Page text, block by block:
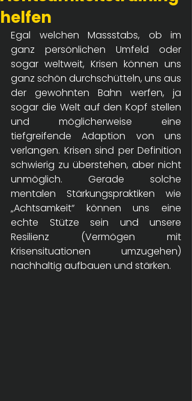
helfen
Egal welchen Massstabs, ob im
ganz persönlichen Umfeld oder
sogar weltweit, Krisen können uns
ganz schön durchschütteln, uns aus
der gewohnten Bahn werfen, ja
sogar die Welt auf den Kopf stellen
und möglicherweise eine
tiefgreifende Adaption von uns
verlangen. Krisen sind per Definition
schwierig zu überstehen, aber nicht
unmöglich. Gerade solche
mentalen Stärkungspraktiken wie
„Achtsamkeit“ können uns eine
echte Stütze sein und unsere
Resilienz (Vermögen mit
Krisensituationen umzugehen)
nachhaltig aufbauen und stärken.